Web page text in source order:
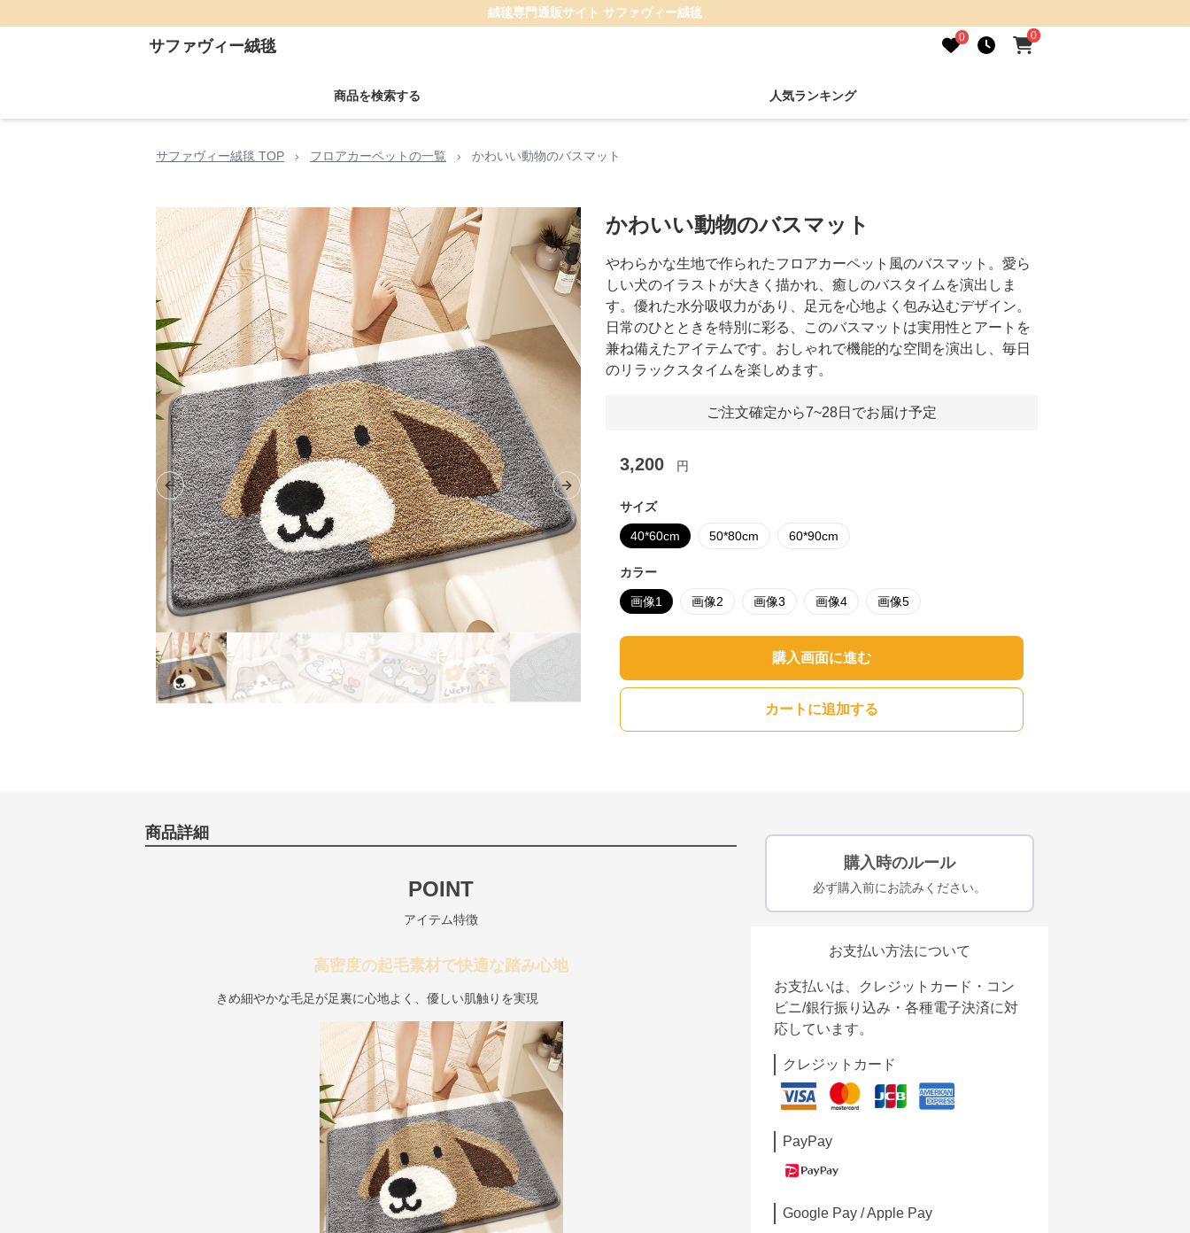
絨毯専門通販サイト サファヴィー絨毯
サファヴィー絨毯 0 0
商品を検索する 人気ランキング
サファヴィー絨毯 TOP › フロアカーペットの一覧 › かわいい動物のバスマット
Previous slide Next slide
かわいい動物のバスマット
やわらかな生地で作られたフロアカーペット風のバスマット。愛ら
しい犬のイラストが大きく描かれ、癒しのバスタイムを演出しま
す。優れた水分吸収力があり、足元を心地よく包み込むデザイン。
日常のひとときを特別に彩る、このバスマットは実用性とアートを
兼ね備えたアイテムです。おしゃれで機能的な空間を演出し、毎日
のリラックスタイムを楽しめます。
ご注文確定から7~28日でお届け予定
3,200 円
サイズ
40*60cm 50*80cm 60*90cm
カラー
画像1 画像2 画像3 画像4 画像5
購入画面に進む
カートに追加する
商品詳細
POINT
アイテム特徴
高密度の起毛素材で快適な踏み心地
きめ細やかな毛足が足裏に心地よく、優しい肌触りを実現
購入時のルール
必ず購入前にお読みください。
お支払い方法について
お支払いは、クレジットカード・コン
ビニ/銀行振り込み・各種電子決済に対
応しています。
クレジットカード
PayPay
Google Pay / Apple Pay